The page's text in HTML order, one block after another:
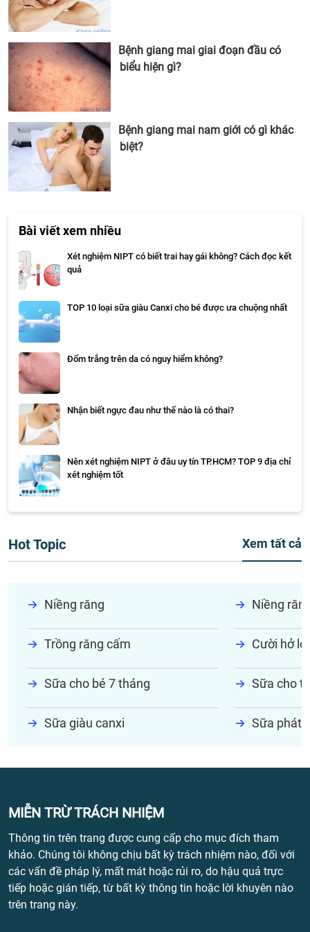
Bệnh giang mai giai đoạn đầu có
biểu hiện gì?
Bệnh giang mai nam giới có gì khác
biệt?
Bài viết xem nhiều
Xét nghiệm NIPT có biết trai hay gái không? Cách đọc kết
quả
TOP 10 loại sữa giàu Canxi cho bé được ưa chuộng nhất
Đốm trắng trên da có nguy hiểm không?
Nhận biết ngực đau như thế nào là có thai?
Nên xét nghiệm NIPT ở đâu uy tín TP.HCM? TOP 9 địa chỉ
xét nghiệm tốt
Hot Topic Xem tất cả
Niềng răng Niềng
Trồng răng cấm Cười hở lợi
Sữa cho bé 7 tháng Sữa cho
Sữa giàu canxi Sữa phát
MIỄN TRỪ TRÁCH NHIỆM
Thông tin trên trang được cung cấp cho mục đích tham
khảo. Chúng tôi không chịu bất kỳ trách nhiệm nào, đối với
các vấn đề pháp lý, mất mát hoặc rủi ro, do hậu quả trực
tiếp hoặc gián tiếp, từ bất kỳ thông tin hoặc lời khuyên nào
trên trang này.